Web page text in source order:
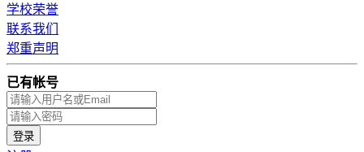
学校荣誉
联系我们
郑重声明
已有帐号